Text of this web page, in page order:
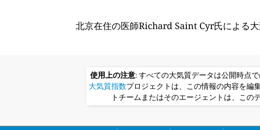
北京在住の医師Richard Saint Cyr氏による大
使用上の注意: すべての大気質データは公開時点
大気質指数プロジェクトは、この情報の内容を編
トチームまたはそのエージェントは、この